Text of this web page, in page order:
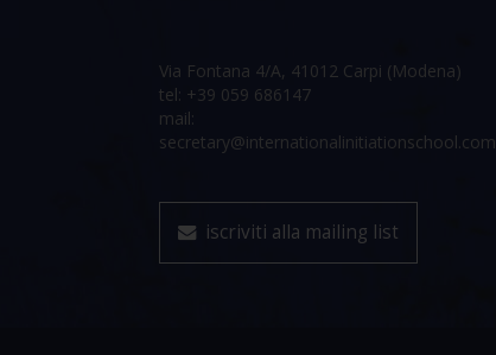
Via Fontana 4/A, 41012 Carpi (Modena)
tel: +39 059 686147
mail:
secretary@internationalinitiationschool.com
iscriviti alla mailing list